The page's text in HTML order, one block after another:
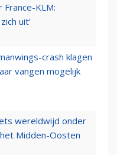
KLM:
uit’
crash klagen
vangen mogelijk
wereldwijd onder
Midden-Oosten